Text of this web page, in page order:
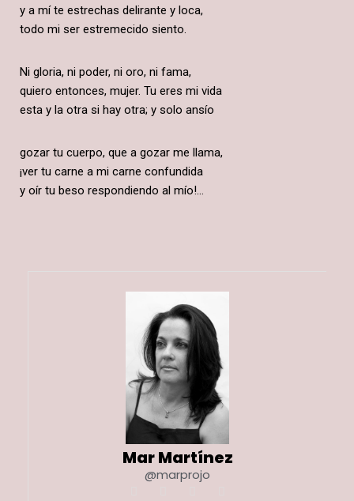
y a mí te estrechas delirante y loca,
todo mi ser estremecido siento.
Ni gloria, ni poder, ni oro, ni fama,
quiero entonces, mujer. Tu eres mi vida
esta y la otra si hay otra; y solo ansío
gozar tu cuerpo, que a gozar me llama,
¡ver tu carne a mi carne confundida
y oír tu beso respondiendo al mío!…
Mar Martínez
@marprojo